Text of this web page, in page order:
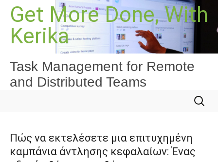
Μετάβαση
περιεχόμενο
Get More Done, With
Kerika
Task Management for Remote
and Distributed Teams
για:
Πώς να εκτελέσετε μια επιτυχημένη
καμπάνια άντλησης κεφαλαίων: Ένας